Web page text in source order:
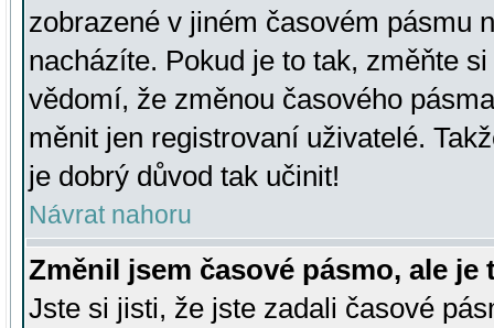
zobrazené v jiném časovém pásmu
nacházíte. Pokud je to tak, změňte
vědomí, že změnou časového
měnit jen registrovaní uživatelé.
je dobrý důvod tak učinit!
Návrat nahoru
Změnil jsem časové pásmo, ale je
Jste si jisti, že jste zadali časové